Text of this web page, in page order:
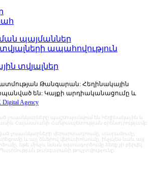
պայմաններ
ապահովություն
տվյալներ
Թանգարան: Հեղինակային
են: Կայքի արդիականացումը և
Digital Agency
լուսանկարները պաշտպանվում են հեղինակային և
Հայաստանի Հանրապետության օրենսդրությամբ:
լուսանկարների վերարտադրումը, տարածումը,
և այլ ձևերով վերափոխումը, ինչպես նաև այլ
եթե մինչև նման օգտագործումը ձեռք չի բերվել
թանգարանի թույլտվությունը: